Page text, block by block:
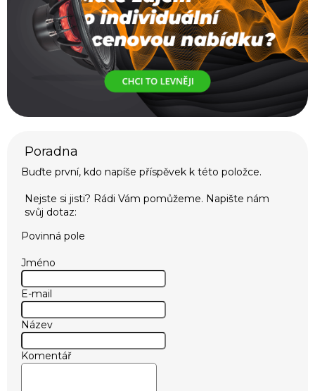
Buďte první, kdo napíše příspěvek k této položce.
Povinná pole
Jméno
E-mail
Název
Komentář